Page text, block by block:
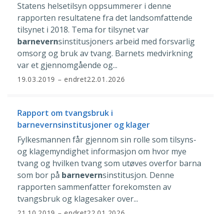
Statens helsetilsyn oppsummerer i denne
rapporten resultatene fra det landsomfattende
tilsynet i 2018. Tema for tilsynet var
barnevernsinstitusjoners arbeid med forsvarlig
omsorg og bruk av tvang. Barnets medvirkning
var et gjennomgående og...
19.03.2019 – endret22.01.2026
Rapport om tvangsbruk i
barnevernsinstitusjoner og klager
Fylkesmannen får gjennom sin rolle som tilsyns-
og klagemyndighet informasjon om hvor mye
tvang og hvilken tvang som utøves overfor barna
som bor på barnevernsinstitusjon. Denne
rapporten sammenfatter forekomsten av
tvangsbruk og klagesaker over...